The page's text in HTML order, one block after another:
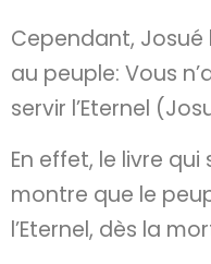
Cependant,
au peuple: Vous
servir l’Eternel
En effet, le livre qui
montre que le
l’Eternel, dès la